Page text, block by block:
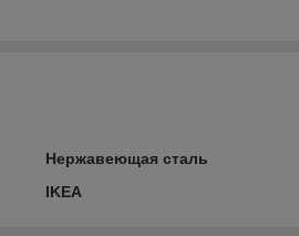
Нержавеющая сталь
IKEA